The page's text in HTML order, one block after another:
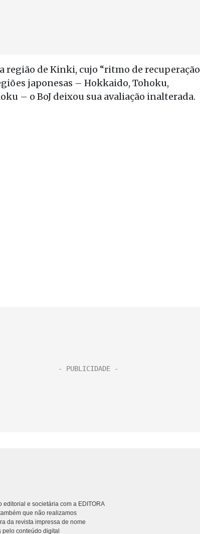
região de Kinki, cujo “ritmo de recuperação
japonesas – Hokkaido, Tohoku,
– o BoJ deixou sua avaliação inalterada.
editorial e societária com a EDITORA
que não realizamos
da revista impressa de nome
pelo conteúdo digital